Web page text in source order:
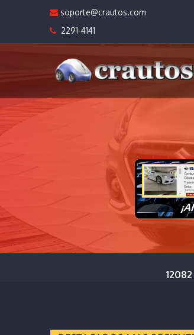
soporte@crautos.com
2291-4141
12082